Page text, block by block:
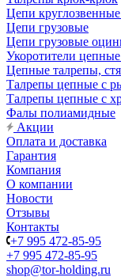
Цепи
Цепи грузовые
Цепи грузовые
Укоротители
Цепные талрепы,
Талрепы цепные с
Талрепы цепные с
Фалы полиамидные
Акции
Оплата и доставка
Гарантия
Компания
О компании
Новости
Отзывы
Контакты
+7 995 472-85-95
+7 995 472-85-95
shop@tor-holding.ru